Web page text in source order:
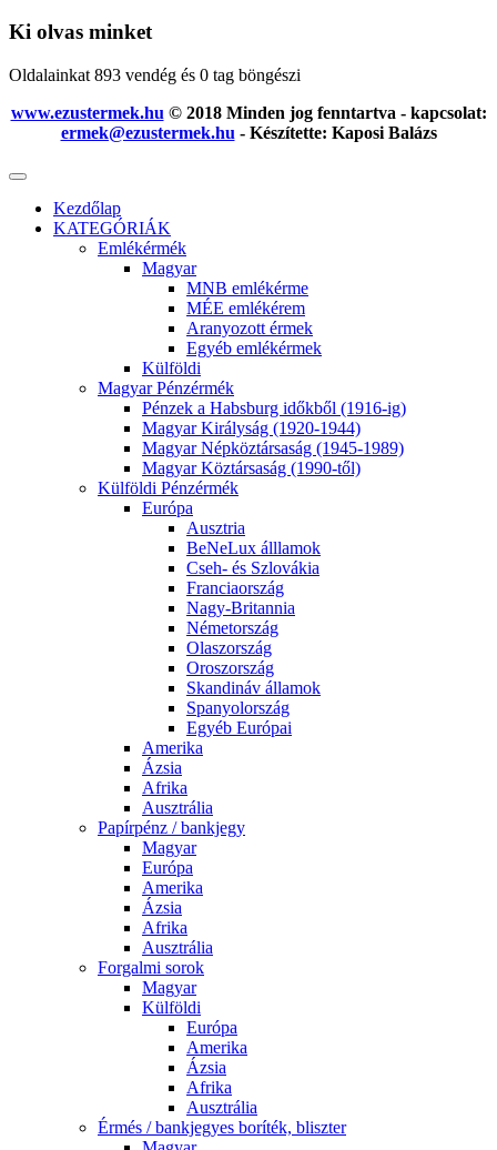
Ki olvas minket
Oldalainkat 893 vendég és 0 tag böngészi
www.ezustermek.hu © 2018 Minden jog fenntartva - kapcsolat:
ermek@ezustermek.hu - Készítette: Kaposi Balázs
Kezdőlap
KATEGÓRIÁK
Emlékérmék
Magyar
MNB emlékérme
MÉE emlékérem
Aranyozott érmek
Egyéb emlékérmek
Külföldi
Magyar Pénzérmék
Pénzek a Habsburg időkből (1916-ig)
Magyar Királyság (1920-1944)
Magyar Népköztársaság (1945-1989)
Magyar Köztársaság (1990-től)
Külföldi Pénzérmék
Európa
Ausztria
BeNeLux álllamok
Cseh- és Szlovákia
Franciaország
Nagy-Britannia
Németország
Olaszország
Oroszország
Skandináv államok
Spanyolország
Egyéb Európai
Amerika
Ázsia
Afrika
Ausztrália
Papírpénz / bankjegy
Magyar
Európa
Amerika
Ázsia
Afrika
Ausztrália
Forgalmi sorok
Magyar
Külföldi
Európa
Amerika
Ázsia
Afrika
Ausztrália
Érmés / bankjegyes boríték, bliszter